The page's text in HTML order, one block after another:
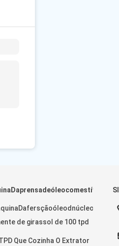
de girassol de 100 tpd
Que Cozinha O Extrator